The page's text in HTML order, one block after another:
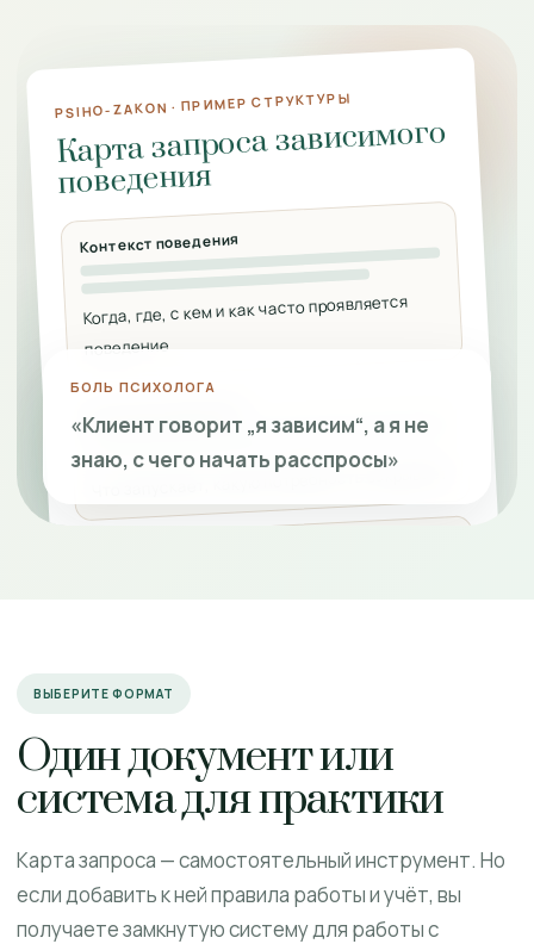
PSIHO-ZAKON · ПРИМЕР СТРУКТУРЫ
Карта запроса зависимого
поведения
Контекст поведения
Когда, где, с кем и как часто проявляется
поведение
Триггеры и функции
Что запускает, какую потребность закрывает
БОЛЬ ПСИХОЛОГА
«Клиент говорит „я зависим“, а я не
знаю, с чего начать расспросы»
ВЫБЕРИТЕ ФОРМАТ
Один документ или
система для практики
Карта запроса — самостоятельный инструмент. Но
если добавить к ней правила работы и учёт, вы
получаете замкнутую систему для работы с